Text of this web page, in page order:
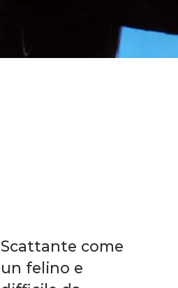
Scattante come
un felino e